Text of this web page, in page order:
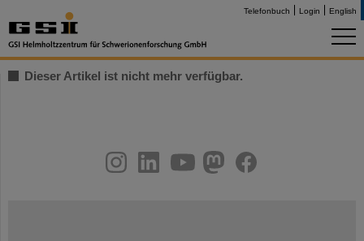
Telefonbuch Login English
Dieser Artikel ist nicht mehr verfügbar.
youtubehelmholtz.socialfacebook